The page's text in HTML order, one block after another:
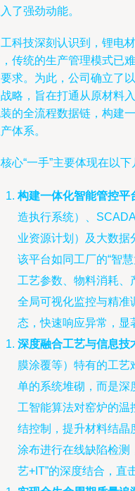
了强劲动能。
科技深刻认识到，锂电
传统的生产管理模式已
求。为此，公司确立了
略，旨在打通从原材料
的全流程数据链，构建
体系。
心“一手”主要体现在以下
构建一体化智能管控平
造执行系统）、
业资源计划）及大数
该平台如同工厂的“智
工艺参数、物料消耗
全局可视化监控与精准
态，快速响应异常，显
深度融合工艺与信息技
膜涂覆等）特有的工
单的系统堆砌，而是
工智能算法对窑炉的
结控制，提升材料结晶
涂布进行在线缺陷检测
艺+IT”的深度结合，直